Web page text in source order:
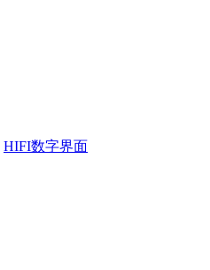
HIFI数字界面